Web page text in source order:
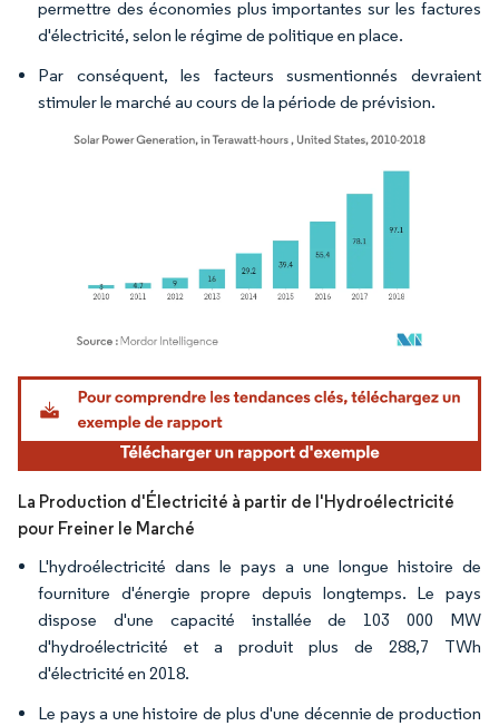
permettre des économies plus importantes sur les factures
d'électricité, selon le régime de politique en place.
Par conséquent, les facteurs susmentionnés devraient
stimuler le marché au cours de la période de prévision.
Image © Mordor Intelligence. La réutilisation nécessite une attribution sous CC BY
La Production d'Électricité à partir de l'Hydroélectricité
pour Freiner le Marché
L'hydroélectricité dans le pays a une longue histoire de
fourniture d'énergie propre depuis longtemps. Le pays
dispose d'une capacité installée de 103 000 MW
d'hydroélectricité et a produit plus de 288,7 TWh
d'électricité en 2018.
Le pays a une histoire de plus d'une décennie de production